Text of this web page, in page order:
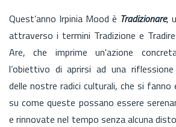
Quest’anno Irpinia Mood è Tradizionare,
attraverso i termini Tradizione e
Are, che imprime un'azione
l’obiettivo di aprirsi ad una riflessione
delle nostre radici culturali, che si fanno
su come queste possano essere
e rinnovate nel tempo senza alcuna